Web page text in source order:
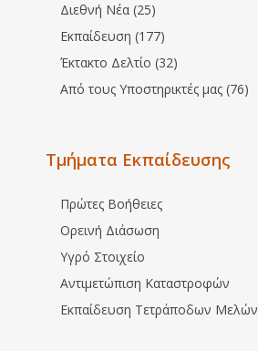
Διεθνή Νέα (25)
Εκπαίδευση (177)
Έκτακτο Δελτίο (32)
Από τους Υποστηρικτές μας (76)
Τμήματα Εκπαίδευσης
Πρώτες Βοήθειες
Ορεινή Διάσωση
Υγρό Στοιχείο
Αντιμετώπιση Καταστροφών
Εκπαίδευση Τετράποδων Μελών